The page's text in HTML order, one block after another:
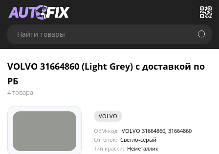
Найти товары
VOLVO 31664860 (Light Grey) с доставкой по
РБ
4 товара
VOLVO
OEM-код: VOLVO 31664860, 31664860
Оттенок: Светло-серый
Тип краски: Неметаллик